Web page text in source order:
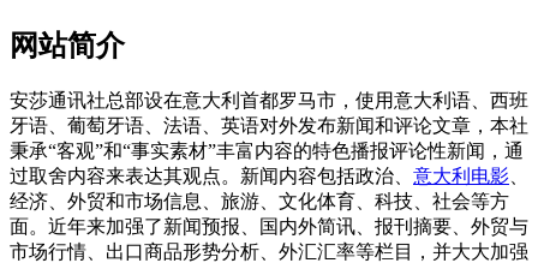
网站简介
安莎通讯社总部设在意大利首都罗马市，使用意大利语、西班
牙语、葡萄牙语、法语、英语对外发布新闻和评论文章，本社
秉承“客观”和“事实素材”丰富内容的特色播报评论性新闻，通
过取舍内容来表达其观点。新闻内容包括政治、 意大利电影
经济、外贸和市场信息、旅游、文化体育、科技、社会等方
面。近年来加强了新闻预报、国内外简讯、报刊摘要、外贸与
市场行情、出口商品形势分析、外汇汇率等栏目，并大大加强